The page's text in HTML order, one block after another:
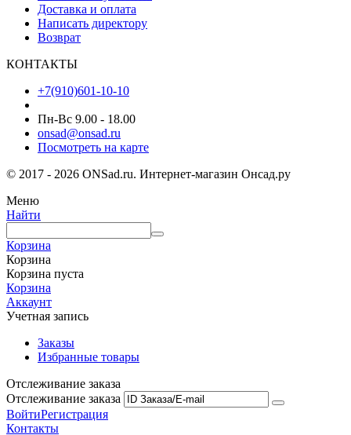
Доставка и оплата
Написать директору
Возврат
КОНТАКТЫ
+7(910)601-10-10
Пн-Вс 9.00 - 18.00
onsad@onsad.ru
Посмотреть на карте
© 2017 - 2026 ONSad.ru. Интернет-магазин Онсад.ру
Меню
Найти
Корзина
Корзина
Корзина пуста
Корзина
Аккаунт
Учетная запись
Заказы
Избранные товары
Отслеживание заказа
Отслеживание заказа
ВойтиРегистрация
Контакты